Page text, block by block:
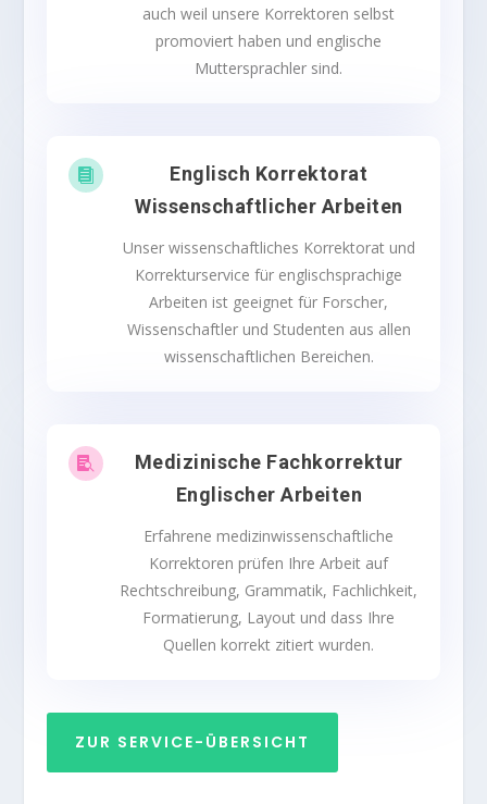
auch weil unsere Korrektoren selbst
promoviert haben und englische
Muttersprachler sind.

Englisch Korrektorat
Wissenschaftlicher Arbeiten
Unser wissenschaftliches Korrektorat und
Korrekturservice für englischsprachige
Arbeiten ist geeignet für Forscher,
Wissenschaftler und Studenten aus allen
wissenschaftlichen Bereichen.

Medizinische Fachkorrektur
Englischer Arbeiten
Erfahrene medizinwissenschaftliche
Korrektoren prüfen Ihre Arbeit auf
Rechtschreibung, Grammatik, Fachlichkeit,
Formatierung, Layout und dass Ihre
Quellen korrekt zitiert wurden.
ZUR SERVICE-ÜBERSICHT